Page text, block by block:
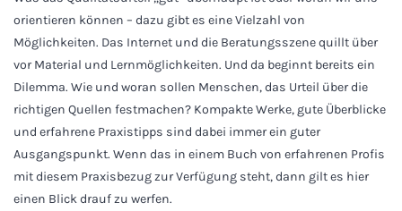
orientieren können – dazu gibt es eine Vielzahl von
Möglichkeiten. Das Internet und die Beratungsszene quillt über
vor Material und Lernmöglichkeiten. Und da beginnt bereits ein
Dilemma. Wie und woran sollen Menschen, das Urteil über die
richtigen Quellen festmachen? Kompakte Werke, gute Überblicke
und erfahrene Praxistipps sind dabei immer ein guter
Ausgangspunkt. Wenn das in einem Buch von erfahrenen Profis
mit diesem Praxisbezug zur Verfügung steht, dann gilt es hier
einen Blick drauf zu werfen.